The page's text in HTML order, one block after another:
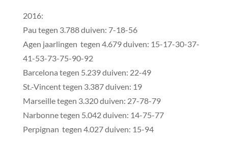
2016:
Pau tegen 3.788 duiven: 7-18-56
Agen jaarlingen tegen 4.679 duiven: 15-17-30-37-
41-53-73-75-90-92
Barcelona tegen 5.239 duiven: 22-49
St.-Vincent tegen 3.387 duiven: 19
Marseille tegen 3.320 duiven: 27-78-79
Narbonne tegen 5.042 duiven: 14-75-77
Perpignan tegen 4.027 duiven: 15-94